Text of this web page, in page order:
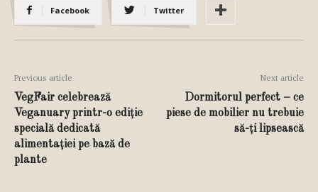
Facebook Twitter
Previous article
VegFair celebrează
Veganuary printr-o ediție
specială dedicată
alimentației pe bază de
plante
Next article
Dormitorul perfect – ce
piese de mobilier nu trebuie
să-ți lipsească